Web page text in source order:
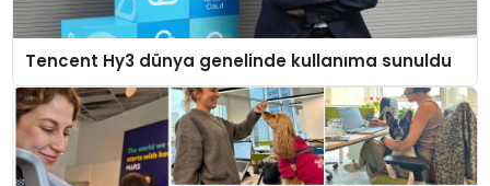
Tencent Hy3 dünya genelinde kullanıma sunuldu